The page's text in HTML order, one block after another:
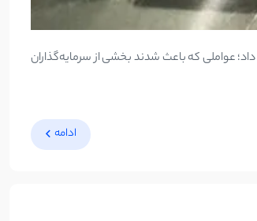
عواملی که باعث شدند بخشی از سرمایه‌گذاران
ادامه